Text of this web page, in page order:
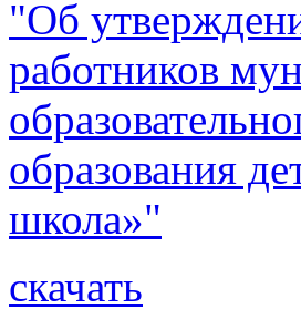
"Об
работников
образования
школа»"
скачать